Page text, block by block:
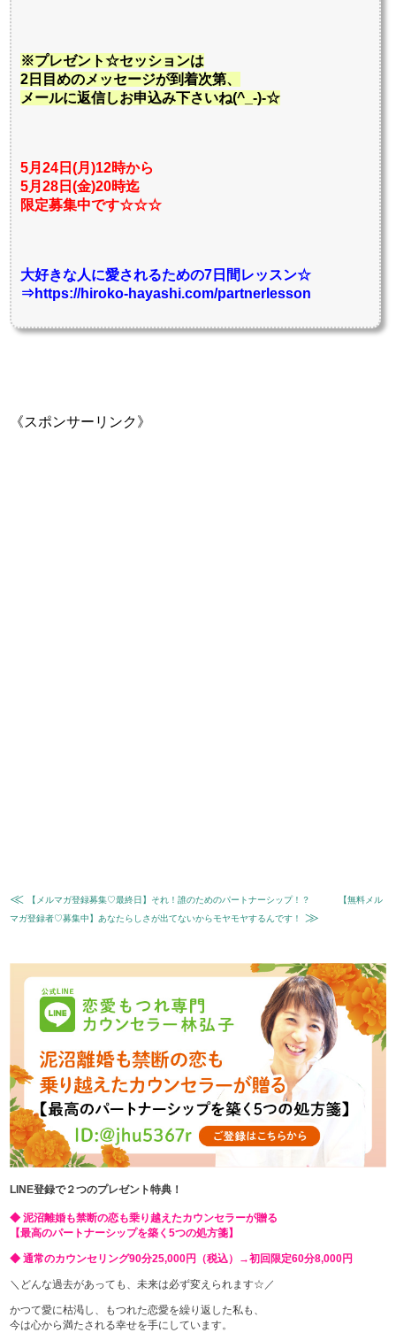
※プレゼント☆セッションは
2日目めのメッセージが到着次第、
メールに返信しお申込み下さいね(^_-)-☆
5月24日(月)12時から
5月28日(金)20時迄
限定募集中です☆☆☆
大好きな人に愛されるための7日間レッスン☆
⇒https://hiroko-hayashi.com/partnerlesson
《スポンサーリンク》
≪ 【メルマガ登録募集♡最終日】それ！誰のためのパートナーシップ！？
【無料メル
マガ登録者♡募集中】あなたらしさが出てないからモヤモヤするんです！
≫
LINE登録で２つのプレゼント特典！
◆ 泥沼離婚も禁断の恋も乗り越えたカウンセラーが贈る
【最高のパートナーシップを築く5つの処方箋】
◆ 通常のカウンセリング90分25,000円（税込）→初回限定60分8,000円
＼どんな過去があっても、未来は必ず変えられます☆／
かつて愛に枯渇し、もつれた恋愛を繰り返した私も、
今は心から満たされる幸せを手にしています。